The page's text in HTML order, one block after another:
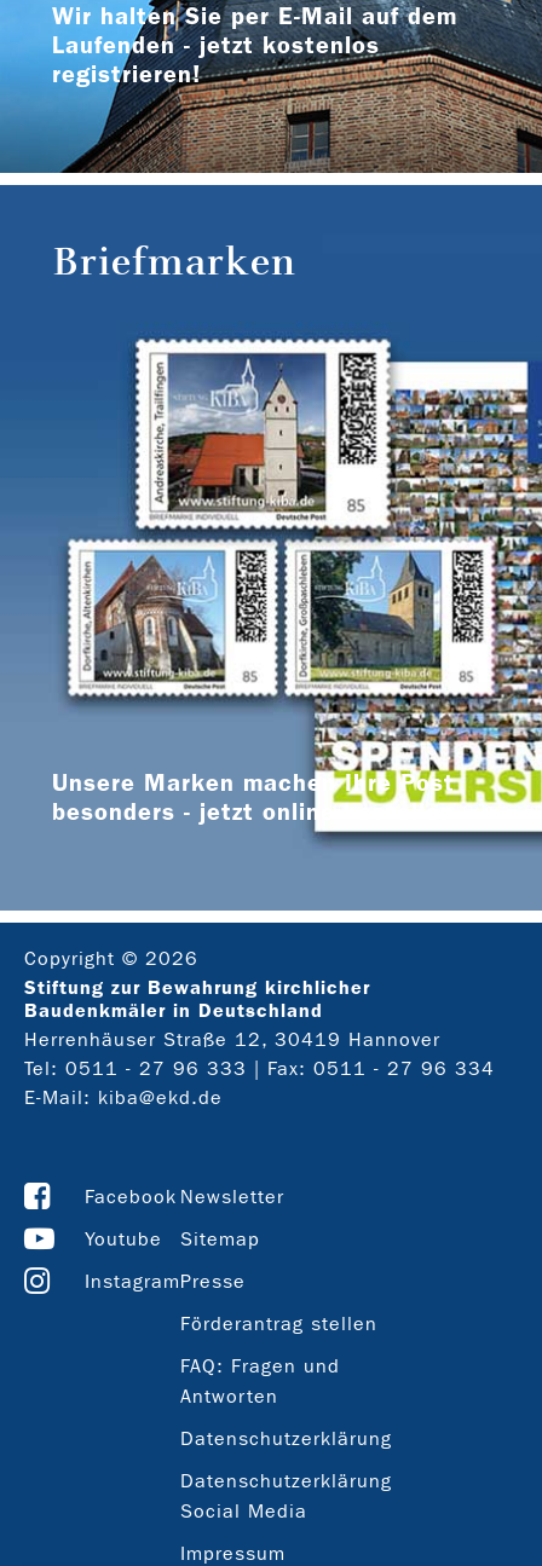
Wir halten Sie per E-Mail auf dem
Laufenden - jetzt kostenlos
registrieren!
Briefmarken
Unsere Marken machen Ihre Post
besonders - jetzt online bestellen
Copyright © 2026
Stiftung zur Bewahrung kirchlicher
Baudenkmäler in Deutschland
Herrenhäuser Straße 12, 30419 Hannover
Tel: 0511 - 27 96 333
| Fax: 0511 - 27 96 334
E-Mail: kiba@ekd.de
Facebook
Youtube
Instagram
Newsletter
Sitemap
Presse
Förderantrag stellen
FAQ: Fragen und
Antworten
Datenschutzerklärung
Datenschutzerklärung
Social Media
Impressum